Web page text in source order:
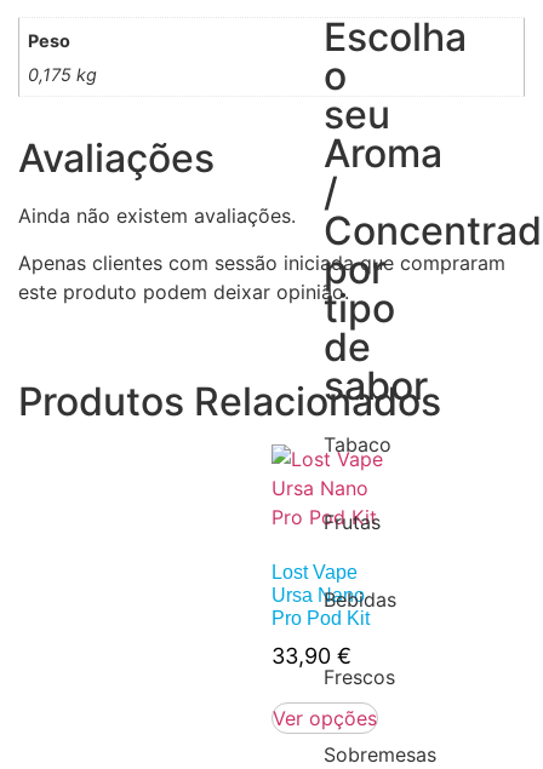
Escolha
o
seu
Aroma
/
por
tipo
de
sabor
Tabaco
Frutas
Bebidas
Frescos
Sobremesas
Peso
0,175 kg
Avaliações
Ainda não existem avaliações.
Apenas clientes com sessão iniciada que compraram
este produto podem deixar opinião.
Produtos Relacionados
Lost Vape
Ursa Nano
Pro Pod Kit
33,90 €
Ver opções